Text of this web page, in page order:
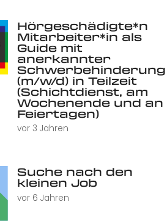
Hörgeschädigte*n
Mitarbeiter*in als
Guide mit
anerkannter
Schwerbehinderung
(m/w/d) in Teilzeit
(Schichtdienst, am
Wochenende und an
Feiertagen)
vor 3 Jahren
Suche nach den
kleinen Job
vor 6 Jahren